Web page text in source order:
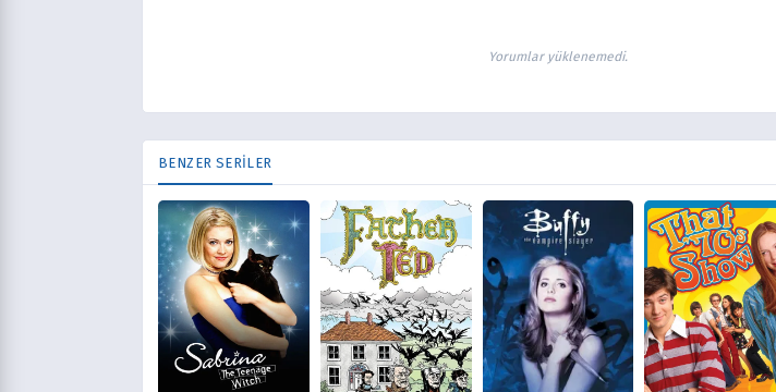
Yorumlar yüklenemedi.
BENZER SERİLER